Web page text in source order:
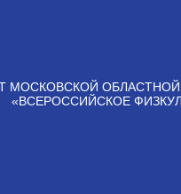
МОСКОВСКОЙ
«ВСЕРОССИЙСКОЕ